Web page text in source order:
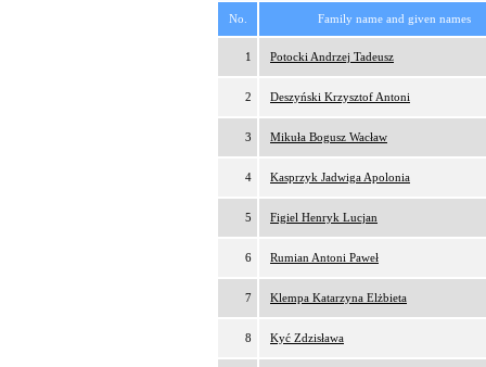
No. Family name and given names
1 Potocki Andrzej Tadeusz
2 Deszyński Krzysztof Antoni
3 Mikuła Bogusz Wacław
4 Kasprzyk Jadwiga Apolonia
5 Figiel Henryk Lucjan
6 Rumian Antoni Paweł
7 Klempa Katarzyna Elżbieta
8 Kyć Zdzisława